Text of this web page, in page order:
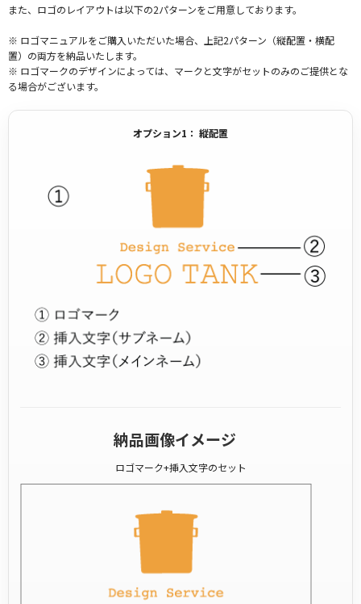
また、ロゴのレイアウトは以下の2パターンをご用意しております。
※ ロゴマニュアルをご購入いただいた場合、上記2パターン（縦配置・横配
置）の両方を納品いたします。
※ ロゴマークのデザインによっては、マークと文字がセットのみのご提供とな
る場合がございます。
オプション1： 縦配置
納品画像イメージ
ロゴマーク+挿入文字のセット